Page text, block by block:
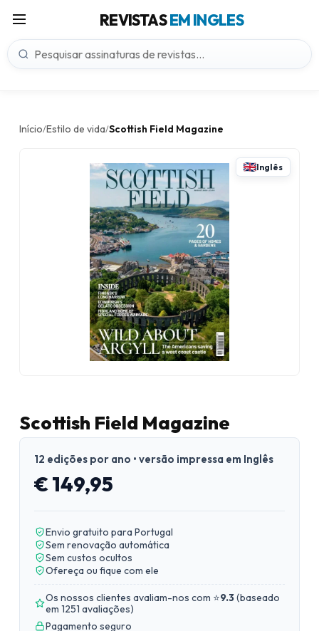
REVISTASEM INGLES
Início/Estilo de vida/Scottish Field Magazine
Inglês
Scottish Field Magazine
12 edições por ano • versão impressa em Inglês
€ 149,95
Envio gratuito para Portugal
Sem renovação automática
Sem custos ocultos
Ofereça ou fique com ele
Os nossos clientes avaliam-nos com ⭐9.3(baseado
em 1251 avaliações)
Pagamento seguro